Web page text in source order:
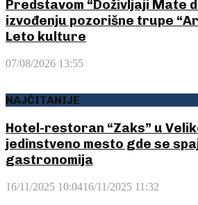
Predstavom “Doživljaji Mate
izvođenju pozorišne trupe
Leto kulture
07/08/2026 13:55
NAJČITANIJE
Hotel-restoran “Zaks” u
jedinstveno mesto gde se
gastronomija
16/11/2025 10:0416/11/2025 11:32